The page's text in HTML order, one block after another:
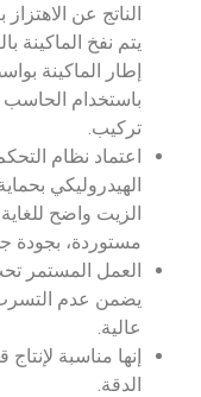
الناتج عن
يتم نفخ الماكينة
إطار الماكينة
باستخدام الحاسب
تركيب.
اعتماد نظام
الهيدروليكي
الزيت واضح
مستوردة، بجودة
العمل المستمر
يضمن عدم
عالية.
إنها مناسبة
الدقة.